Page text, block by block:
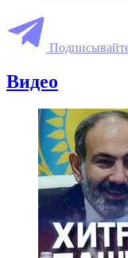
Видео